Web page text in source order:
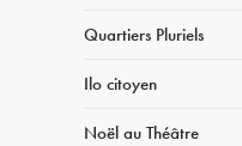
Quartiers Pluriels
Ilo citoyen
Noël au Théâtre